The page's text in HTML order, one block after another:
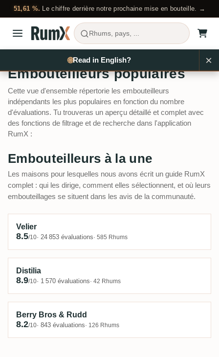
51,61 %. Le chiffre derrière notre prochaine mise en bouteille. →
Rhums, pays, ...
Embouteilleurs populaires
Embouteilleurs populaires
Cette vue d'ensemble répertorie les embouteilleurs
indépendants les plus populaires en fonction du nombre
d'évaluations. Tu trouveras un aperçu détaillé et complet avec
des fonctions de filtrage et de recherche dans l'application
RumX :
Embouteilleurs à la une
Les maisons pour lesquelles nous avons écrit un guide RumX
complet : qui les dirige, comment elles sélectionnent, et où leurs
embouteillages se situent dans les avis de la communauté.
Velier
8.5/10· 24 853 évaluations· 585 Rhums
Distilia
8.9/10· 1 570 évaluations· 42 Rhums
Berry Bros & Rudd
8.2/10· 843 évaluations· 126 Rhums
🌐Read in English? ×